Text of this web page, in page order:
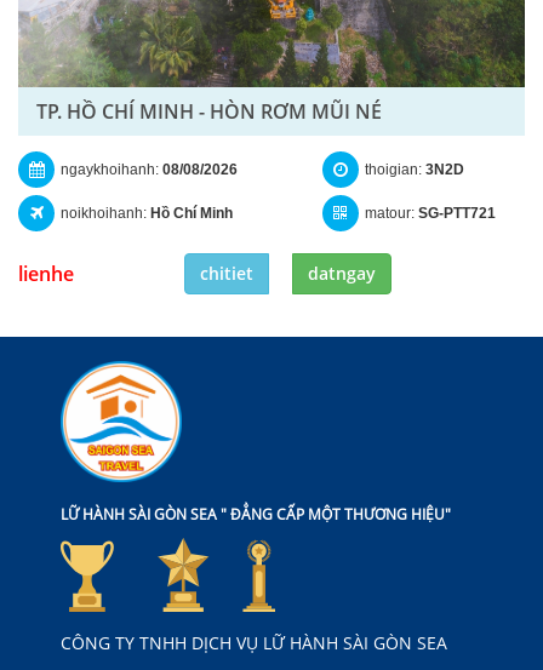
TP. HỒ CHÍ MINH - HÒN RƠM MŨI NÉ
ngaykhoihanh: 08/08/2026
noikhoihanh: Hồ Chí Minh
thoigian: 3N2D
matour: SG-PTT721
lienhe chitiet datngay
LỮ HÀNH SÀI GÒN SEA " ĐẲNG CẤP MỘT THƯƠNG HIỆU"
CÔNG TY TNHH DỊCH VỤ LỮ HÀNH SÀI GÒN SEA